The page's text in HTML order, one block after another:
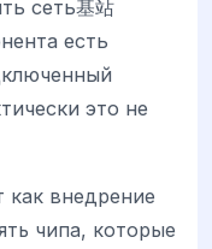
сеть基站
есть
это не
как внедрение
чипа, которые